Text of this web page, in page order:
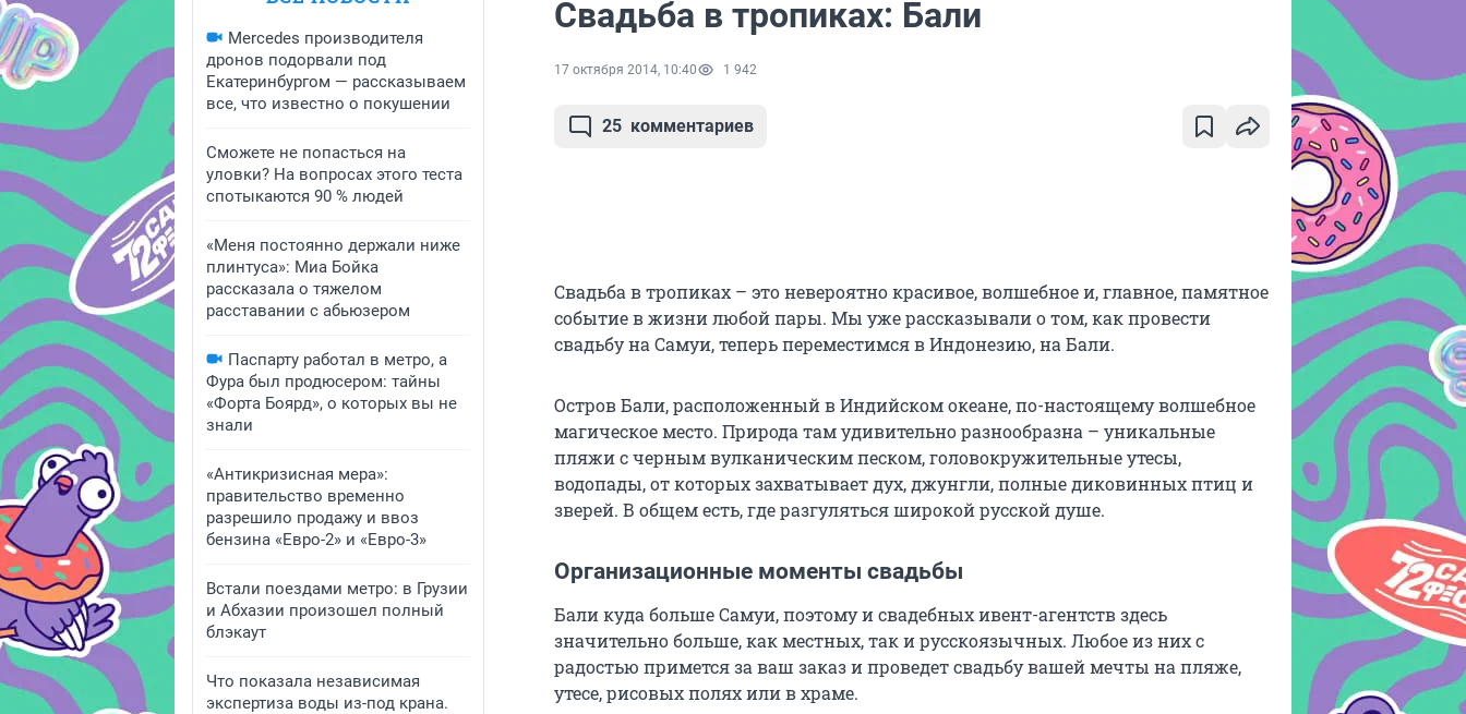
Mercedes производителя
дронов подорвали под
Екатеринбургом — рассказываем
все, что известно о покушении
Сможете не попасться на
уловки? На вопросах этого теста
спотыкаются 90 % людей
«Меня постоянно держали ниже
плинтуса»: Миа Бойка
рассказала о тяжелом
расставании с абьюзером
Паспарту работал в метро, а
Фура был продюсером: тайны
«Форта Боярд», о которых вы не
знали
«Антикризисная мера»:
правительство временно
разрешило продажу и ввоз
бензина «Евро-2» и «Евро-3»
Встали поездами метро: в Грузии
и Абхазии произошел полный
блэкаут
Что показала независимая
экспертиза воды из-под крана.
Свадьба в тропиках: Бали
17 октября 2014, 10:40 1 942
25 комментариев
Свадьба в тропиках – это невероятно красивое, волшебное и, главное, памятное
событие в жизни любой пары. Мы уже рассказывали о том, как провести
свадьбу на Самуи, теперь переместимся в Индонезию, на Бали.
Остров Бали, расположенный в Индийском океане, по-настоящему волшебное
магическое место. Природа там удивительно разнообразна – уникальные
пляжи с черным вулканическим песком, головокружительные утесы,
водопады, от которых захватывает дух, джунгли, полные диковинных птиц и
зверей. В общем есть, где разгуляться широкой русской душе.
Организационные моменты свадьбы
Бали куда больше Самуи, поэтому и свадебных ивент-агентств здесь
значительно больше, как местных, так и русскоязычных. Любое из них с
радостью примется за ваш заказ и проведет свадьбу вашей мечты на пляже,
утесе, рисовых полях или в храме.